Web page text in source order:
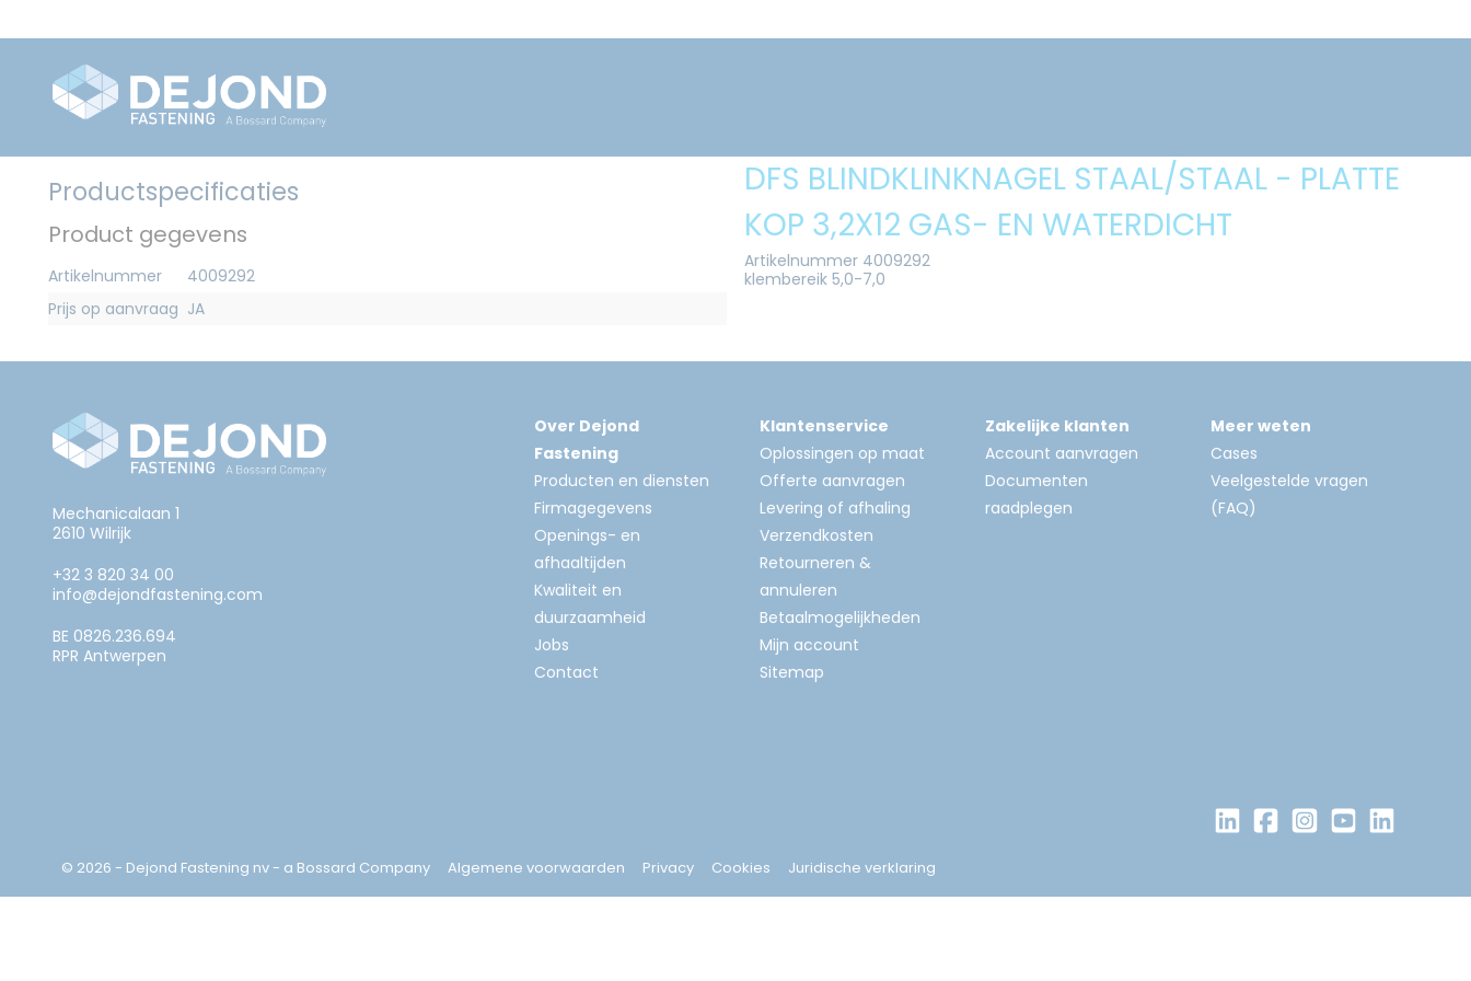
Productspecificaties
Product gegevens
Artikelnummer
4009292
Prijs op aanvraag JA
DFS BLINDKLINKNAGEL STAAL/STAAL - PLATTE
KOP 3,2X12 GAS- EN WATERDICHT
Artikelnummer 4009292
klembereik 5,0-7,0
Mechanicalaan 1
2610 Wilrijk
+32 3 820 34 00
info@dejondfastening.com
BE 0826.236.694
RPR Antwerpen
Over Dejond
Fastening
Producten en diensten
Firmagegevens
Openings- en
afhaaltijden
Kwaliteit en
duurzaamheid
Jobs
Contact
Klantenservice
Oplossingen op maat
Offerte aanvragen
Levering of afhaling
Verzendkosten
Retourneren &
annuleren
Betaalmogelijkheden
Mijn account
Sitemap
Zakelijke klanten
Account aanvragen
Documenten
raadplegen
Meer weten
Cases
Veelgestelde vragen
(FAQ)
© 2026 - Dejond Fastening nv - a Bossard Company Algemene voorwaarden Privacy Cookies Juridische verklaring